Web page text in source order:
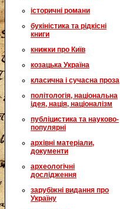
історичні романи
букіністика та рідкісні
книги
книжки про Київ
козацька Україна
класична і сучасна проза
політологія, національна
ідея, нація, націоналізм
публіцистика та науково-
популярні
архівні матеріали,
документи
археологічні
дослідження
зарубіжні видання про
Україну